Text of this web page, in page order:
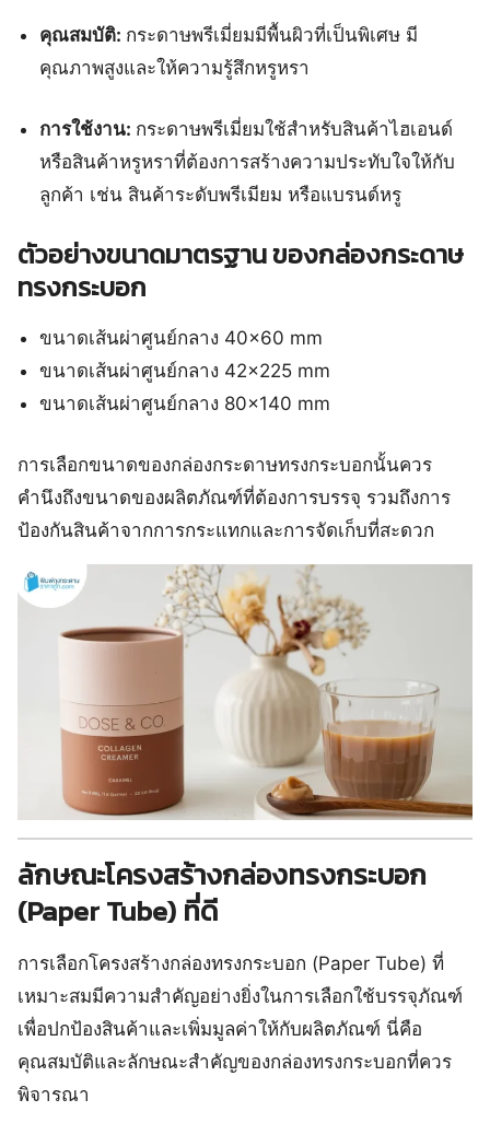
คุณสมบัติ: กระดาษพรีเมี่ยมมีพื้นผิวที่เป็นพิเศษ มี
คุณภาพสูงและให้ความรู้สึกหรูหรา
การใช้งาน: กระดาษพรีเมี่ยมใช้สำหรับสินค้าไฮเอนด์
หรือสินค้าหรูหราที่ต้องการสร้างความประทับใจให้กับ
ลูกค้า เช่น สินค้าระดับพรีเมียม หรือแบรนด์หรู
ตัวอย่างขนาดมาตรฐาน ของกล่องกระดาษ
ทรงกระบอก
ขนาดเส้นผ่าศูนย์กลาง 40×60 mm
ขนาดเส้นผ่าศูนย์กลาง 42×225 mm
ขนาดเส้นผ่าศูนย์กลาง 80×140 mm
การเลือกขนาดของกล่องกระดาษทรงกระบอกนั้นควร
คำนึงถึงขนาดของผลิตภัณฑ์ที่ต้องการบรรจุ รวมถึงการ
ป้องกันสินค้าจากการกระแทกและการจัดเก็บที่สะดวก
ลักษณะโครงสร้างกล่องทรงกระบอก
(Paper Tube) ที่ดี
การเลือกโครงสร้างกล่องทรงกระบอก (Paper Tube) ที่
เหมาะสมมีความสำคัญอย่างยิ่งในการเลือกใช้บรรจุภัณฑ์
เพื่อปกป้องสินค้าและเพิ่มมูลค่าให้กับผลิตภัณฑ์ นี่คือ
คุณสมบัติและลักษณะสำคัญของกล่องทรงกระบอกที่ควร
พิจารณา